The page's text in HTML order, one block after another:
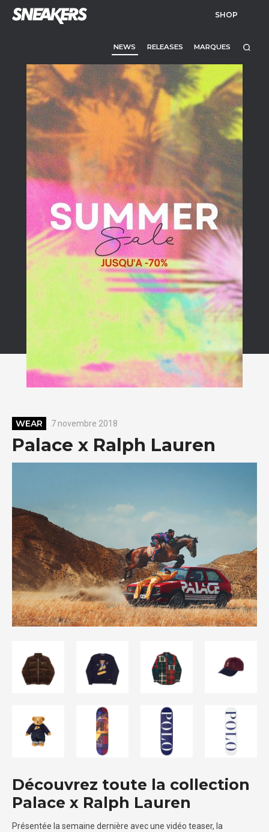
SHOP
NEWS RELEASES MARQUES
WEAR 7 novembre 2018
Palace x Ralph Lauren
Découvrez toute la collection
Palace x Ralph Lauren
Présentée la semaine dernière avec une vidéo teaser, la